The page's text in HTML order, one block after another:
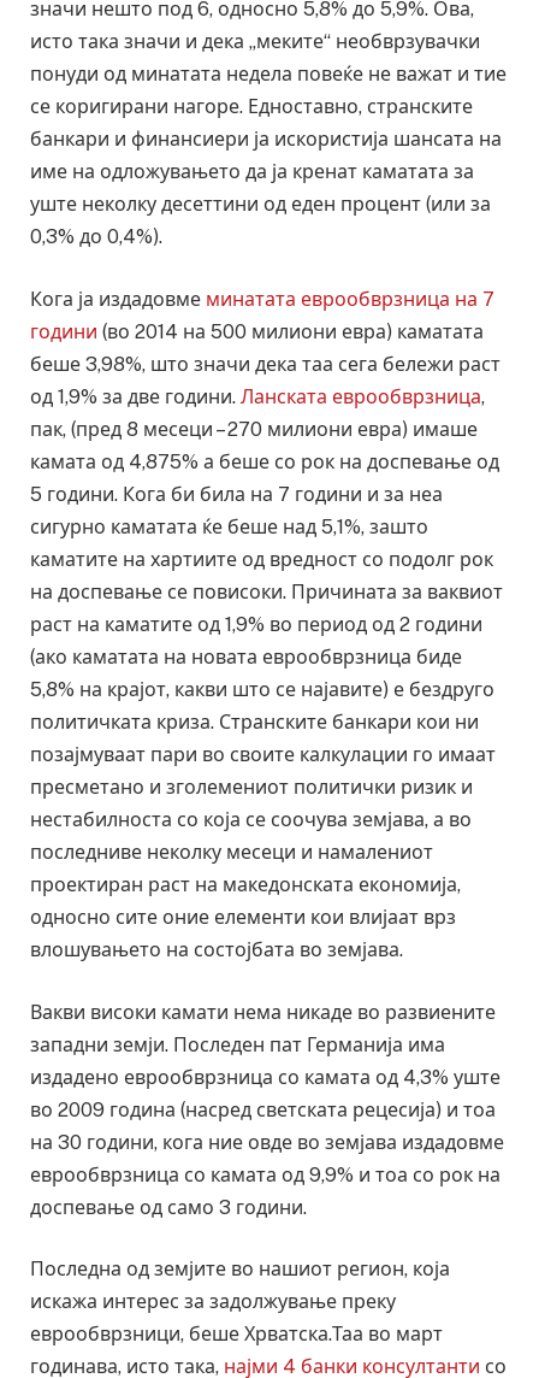
значи нешто под 6, односно 5,8% до 5,9%. Ова,
исто така значи и дека „меките“ необврзувачки
понуди од минатата недела повеќе не важат и тие
се коригирани нагоре. Едноставно, странските
банкари и финансиери ја искористија шансата на
име на одложувањето да ја кренат каматата за
уште неколку десеттини од еден процент (или за
0,3% до 0,4%).
Кога ја издадовме минатата еврообврзница на 7
години (во 2014 на 500 милиони евра) каматата
беше 3,98%, што значи дека таа сега бележи раст
од 1,9% за две години. Ланската еврообврзница,
пак, (пред 8 месеци – 270 милиони евра) имаше
камата од 4,875% а беше со рок на доспевање од
5 години. Кога би била на 7 години и за неа
сигурно каматата ќе беше над 5,1%, зашто
каматите на хартиите од вредност со подолг рок
на доспевање се повисоки. Причината за ваквиот
раст на каматите од 1,9% во период од 2 години
(ако каматата на новата еврообврзница биде
5,8% на крајот, какви што се најавите) е бездруго
политичката криза. Странските банкари кои ни
позајмуваат пари во своите калкулации го имаат
пресметано и зголемениот политички ризик и
нестабилноста со која се соочува земјава, а во
последниве неколку месеци и намалениот
проектиран раст на македонската економија,
односно сите оние елементи кои влијаат врз
влошувањето на состојбата во земјава.
Вакви високи камати нема никаде во развиените
западни земји. Последен пат Германија има
издадено еврообврзница со камата од 4,3% уште
во 2009 година (насред светската рецесија) и тоа
на 30 години, кога ние овде во земјава издадовме
еврообврзница со камата од 9,9% и тоа со рок на
доспевање од само 3 години.
Последна од земјите во нашиот регион, која
искажа интерес за задолжување преку
еврообврзници, беше Хрватска.Таа во март
годинава, исто така, најми 4 банки консултанти со